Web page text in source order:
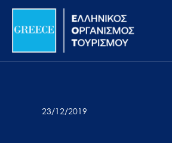
Σημείωση:
ιστότοπος
προσβασιμότητας.
Μετάβαση
περιεχόμενο
23/12/2019